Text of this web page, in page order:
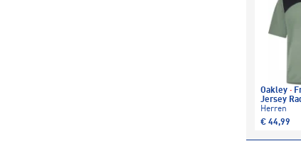
Oakley ·
Jersey
Herren
€ 44,99